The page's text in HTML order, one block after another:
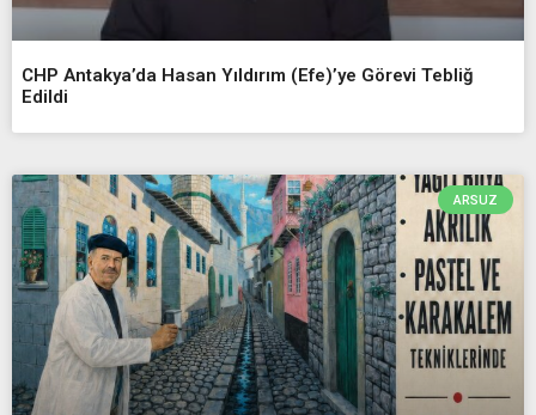
CHP Antakya’da Hasan Yıldırım (Efe)’ye Görevi Tebliğ
Edildi
ARSUZ